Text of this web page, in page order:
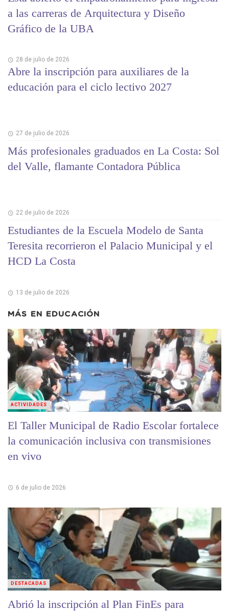
a las carreras de Arquitectura y Diseño
Gráfico de la UBA
28 de julio de 2026
Abre la inscripción para auxiliares de la
educación para el ciclo lectivo 2027
27 de julio de 2026
Más profesionales graduados en La Costa: Sol
del Valle, flamante Contadora Pública
22 de julio de 2026
Estudiantes de la Escuela Modelo de Santa
Teresita recorrieron el Palacio Municipal y el
HCD La Costa
13 de julio de 2026
MÁS EN EDUCACIÓN
El Taller Municipal de Radio Escolar fortalece
la comunicación inclusiva con transmisiones
en vivo
6 de julio de 2026
ACTIVIDADES
Abrió la inscripción al Plan FinEs para
DESTACADAS